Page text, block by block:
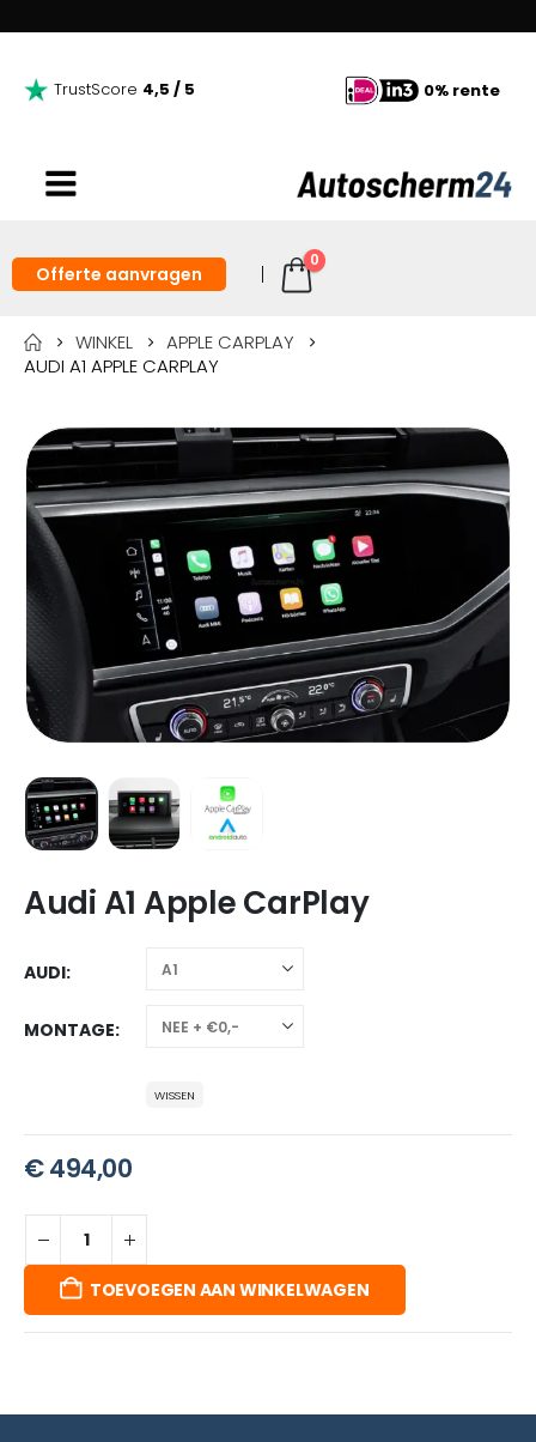
TrustScore 4,5 / 5 0% rente
Offerte aanvragen
0
WINKEL
APPLE CARPLAY
AUDI A1 APPLE CARPLAY
Audi A1 Apple CarPlay
AUDI
MONTAGE
WISSEN
€494,00
TOEVOEGEN AAN WINKELWAGEN